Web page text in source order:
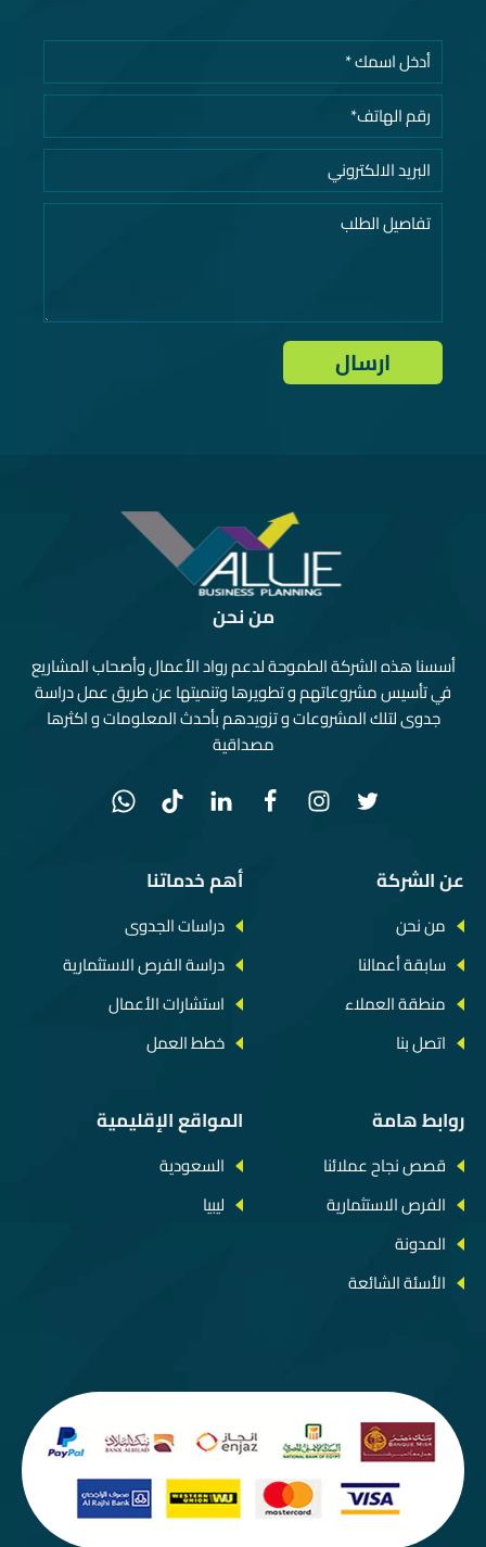
من نحن
أسسنا هذه الشركة الطموحة لدعم رواد الأعمال وأصحاب المشاريع
في تأسيس مشروعاتهم و تطويرها وتنميتها عن طريق عمل دراسة
جدوى لتلك المشروعات و تزويدهم بأحدث المعلومات و اكثرها
مصداقية
عن الشركة
من نحن
سابقة أعمالنا
منطقة العملاء
اتصل بنا
أهم خدماتنا
دراسات الجدوى
دراسة الفرص الاستثمارية
استشارات الأعمال
خطط العمل
روابط هامة
قصص نجاح عملائنا
الفرص الاستثمارية
المدونة
الأسئة الشائعة
المواقع الإقليمية
السعودية
ليبيا